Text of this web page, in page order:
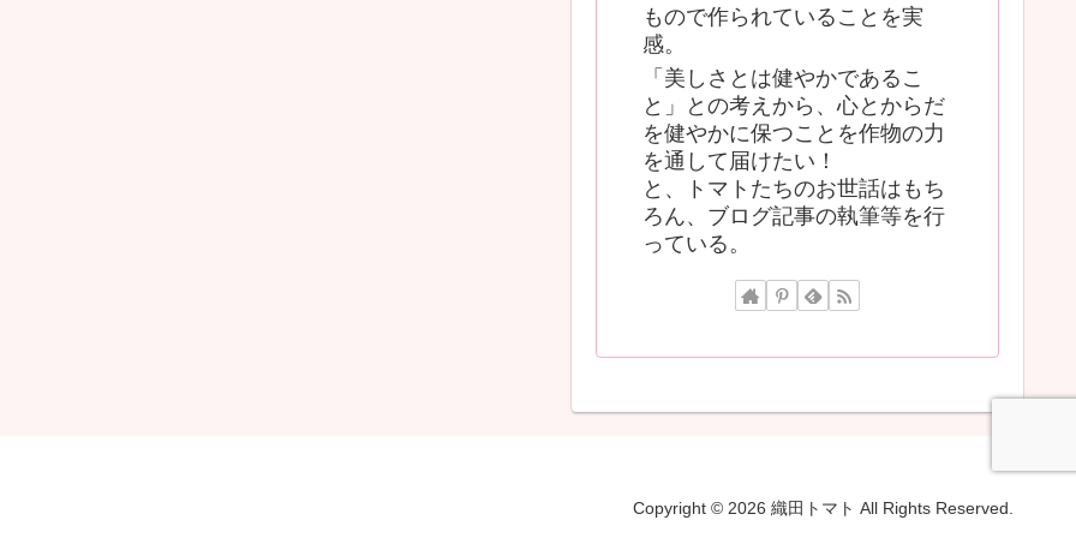
もので作られていることを実
感。
「美しさとは健やかであるこ
と」との考えから、心とからだ
を健やかに保つことを作物の力
を通して届けたい！
と、トマトたちのお世話はもち
ろん、ブログ記事の執筆等を行
っている。
Copyright © 2026 織田トマト All Rights Reserved.